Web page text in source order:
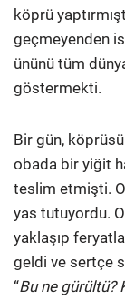
köprü
geçmeyenden
ününü tüm
göstermekti.
Bir gün,
obada bir yiğit
teslim etmişti.
yas tutuyordu.
yaklaşıp
geldi ve sertçe
“Bu ne gürültü?